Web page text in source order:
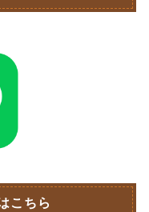
こちら